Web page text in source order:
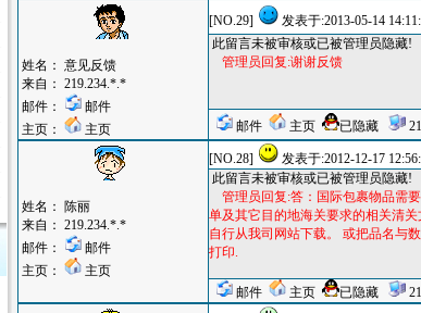
姓名： 意见反馈
来自： 219.234.*.*
邮件：
邮件
主页：
主页
[NO.29]
发表于:2013-05-14
此留言未被审核或已被管理员隐藏!
管理员回复:谢谢反馈
邮件 主页 已隐藏
姓名： 陈丽
来自： 219.234.*.*
邮件：
邮件
主页：
主页
[NO.28]
发表于:2012-12-17
此留言未被审核或已被管理员隐藏!
管理员回复:答：国际包裹物品需
单及其它目的地海关要求的相关清
自行从我司网站下载。 或把品名与
打印.
邮件 主页 已隐藏